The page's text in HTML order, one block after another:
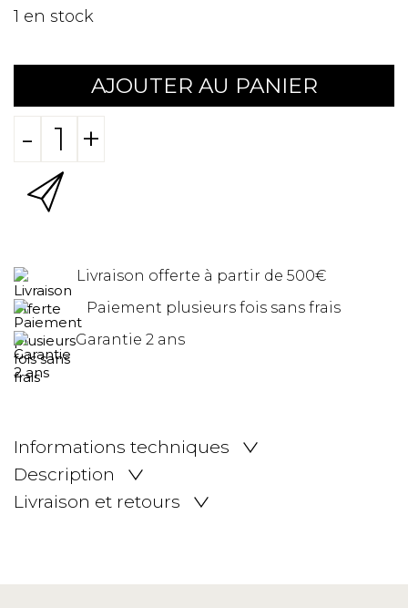
1 en stock
AJOUTER AU PANIER
- +
Livraison offerte à partir de 500€
Paiement plusieurs fois sans frais
Garantie 2 ans
Informations techniques
Description
Livraison et retours